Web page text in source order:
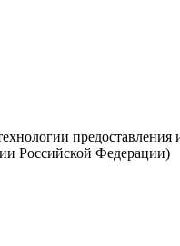
предоставления
Российской Федерации)